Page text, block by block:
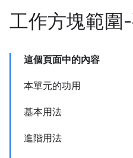
工作方塊範圍
這個頁面中的內容
本單元的功用
基本用法
進階用法